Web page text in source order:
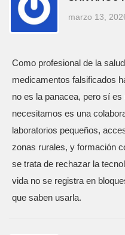
marzo 13,
Como profesional de la
medicamentos falsificados
no es la panacea, pero sí
necesitamos es una
laboratorios pequeños,
zonas rurales, y formación
se trata de rechazar la
vida no se registra en
que saben usarla.